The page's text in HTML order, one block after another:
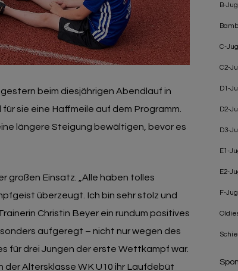
beim diesjährigen Abendlauf in
sie eine Haffmeile auf dem Programm.
längere Steigung bewältigen, bevor es
großen Einsatz. „Alle haben tolles
überzeugt. Ich bin sehr stolz und
Christin Beyer ein rundum positives
aufgeregt – nicht nur wegen des
für drei Jungen der erste Wettkampf war.
Altersklasse WK U10 ihr Laufdebüt
B-
C-
C2-
D1-
D2-
D3-
E1-
E2-
F-